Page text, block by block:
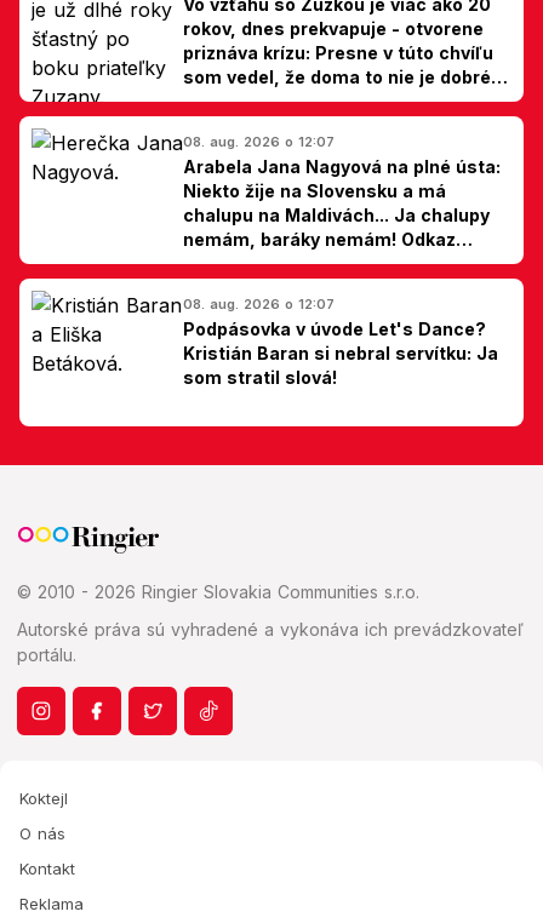
rokov, dnes prekvapuje - otvorene
priznáva krízu: Presne v túto chvíľu
som vedel, že doma to nie je dobré,
hovorí Milan Ondrík
08. aug. 2026 o 12:07
Arabela Jana Nagyová na plné ústa:
Niekto žije na Slovensku a má
chalupu na Maldivách... Ja chalupy
nemám, baráky nemám! Odkaz
Slovákom
08. aug. 2026 o 12:07
Podpásovka v úvode Let's Dance?
Kristián Baran si nebral servítku: Ja
som stratil slová!
© 2010 - 2026 Ringier Slovakia Communities s.r.o.
Autorské práva sú vyhradené a vykonáva ich prevádzkovateľ
portálu.
Koktejl
O nás
Kontakt
Reklama